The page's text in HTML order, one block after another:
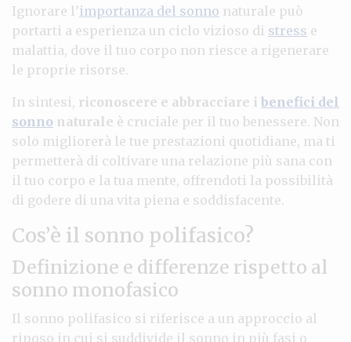
Ignorare l’importanza del sonno naturale può
portarti a esperienza un ciclo vizioso di stress e
malattia, dove il tuo corpo non riesce a rigenerare
le proprie risorse.
In sintesi, riconoscere e abbracciare i benefici del
sonno naturale è cruciale per il tuo benessere. Non
solo migliorerà le tue prestazioni quotidiane, ma ti
permetterà di coltivare una relazione più sana con
il tuo corpo e la tua mente, offrendoti la possibilità
di godere di una vita piena e soddisfacente.
Cos’è il sonno polifasico?
Definizione e differenze rispetto al
sonno monofasico
Il sonno polifasico si riferisce a un approccio al
riposo in cui si suddivide il sonno in più fasi o